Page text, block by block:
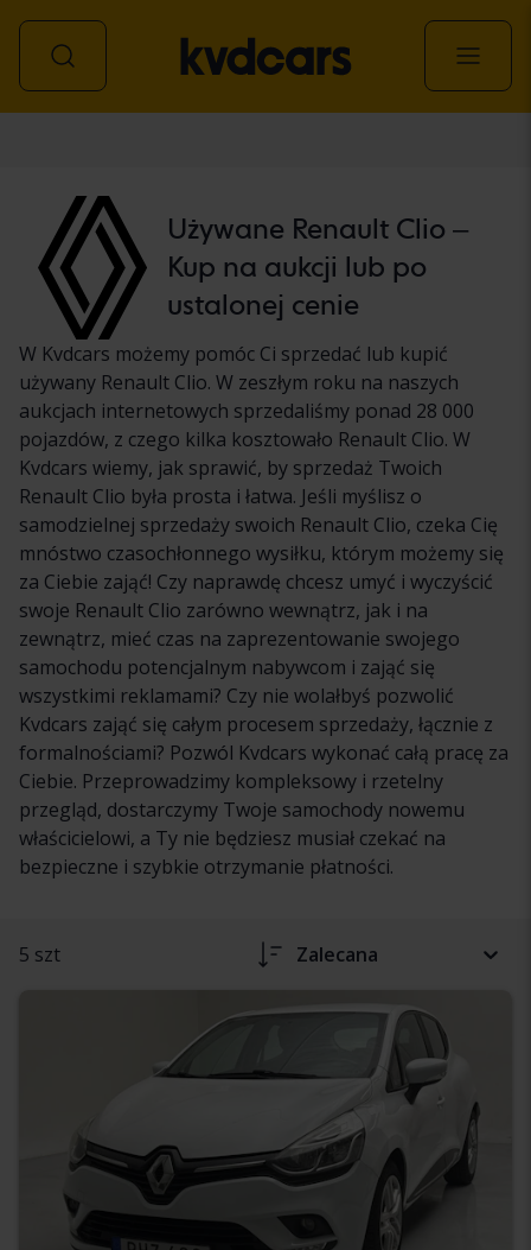
Używane Renault Clio –
Kup na aukcji lub po
ustalonej cenie
W Kvdcars możemy pomóc Ci sprzedać lub kupić
używany Renault Clio. W zeszłym roku na naszych
aukcjach internetowych sprzedaliśmy ponad 28 000
pojazdów, z czego kilka kosztowało Renault Clio. W
Kvdcars wiemy, jak sprawić, by sprzedaż Twoich
Renault Clio była prosta i łatwa. Jeśli myślisz o
samodzielnej sprzedaży swoich Renault Clio, czeka Cię
mnóstwo czasochłonnego wysiłku, którym możemy się
za Ciebie zająć! Czy naprawdę chcesz umyć i wyczyścić
swoje Renault Clio zarówno wewnątrz, jak i na
zewnątrz, mieć czas na zaprezentowanie swojego
samochodu potencjalnym nabywcom i zająć się
wszystkimi reklamami? Czy nie wolałbyś pozwolić
Kvdcars zająć się całym procesem sprzedaży, łącznie z
formalnościami? Pozwól Kvdcars wykonać całą pracę za
Ciebie. Przeprowadzimy kompleksowy i rzetelny
przegląd, dostarczymy Twoje samochody nowemu
właścicielowi, a Ty nie będziesz musiał czekać na
bezpieczne i szybkie otrzymanie płatności.
5 szt Zalecana